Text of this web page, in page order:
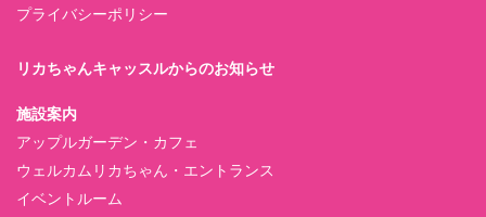
プライバシーポリシー
リカちゃんキャッスルからのお知らせ
施設案内
アップルガーデン・カフェ
ウェルカムリカちゃん・エントランス
イベントルーム